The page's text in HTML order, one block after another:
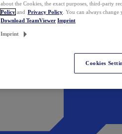
about the Cookies, the exact purposes, third-party
Policy and Privacy Policy . You can always
Download TeamViewer Imprint
Imprint
Cookies